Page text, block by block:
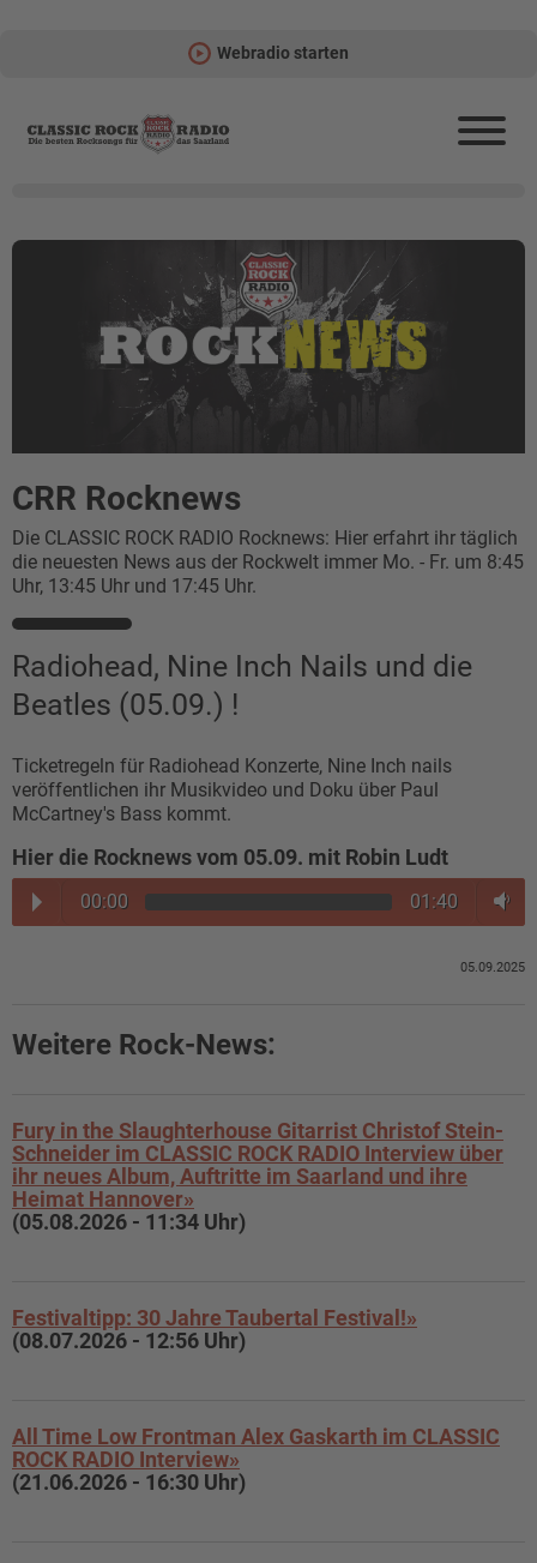
Webradio starten
CRR Rocknews
Die CLASSIC ROCK RADIO Rocknews: Hier erfahrt ihr täglich
die neuesten News aus der Rockwelt immer Mo. - Fr. um 8:45
Uhr, 13:45 Uhr und 17:45 Uhr.
Radiohead, Nine Inch Nails und die
Beatles (05.09.) !
Ticketregeln für Radiohead Konzerte, Nine Inch nails
veröffentlichen ihr Musikvideo und Doku über Paul
McCartney's Bass kommt.
Hier die Rocknews vom 05.09. mit Robin Ludt
00:00 01:40
05.09.2025
Weitere Rock-News:
Fury in the Slaughterhouse Gitarrist Christof Stein-
Schneider im CLASSIC ROCK RADIO Interview über
ihr neues Album, Auftritte im Saarland und ihre
Heimat Hannover»
(05.08.2026 - 11:34 Uhr)
Festivaltipp: 30 Jahre Taubertal Festival!»
(08.07.2026 - 12:56 Uhr)
All Time Low Frontman Alex Gaskarth im CLASSIC
ROCK RADIO Interview»
(21.06.2026 - 16:30 Uhr)